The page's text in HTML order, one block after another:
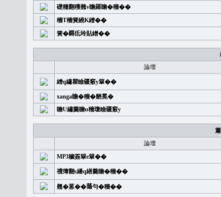
礎糧翻穫翹v瞻羅瞻�穡��
穡T穡簧繞K繒��
簧�覉氐玲貼繒��
論壇
繒q繡瞿瞼疆竅y簞��
xanga瞻�穡�舾冕�
瞻U繡羹瞻u穡瓊瞼疆竅y
論壇
MP3穢簽簞e簞��
禮簿翻s繙q繕羹瞻�穡��
翹�蒽��𦻕勻�穡��